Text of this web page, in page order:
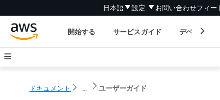
日本語 設定 お問い合わせフィー
開始する サービスガイド デベロッパ
ドキュメント ... ユーザーガイド